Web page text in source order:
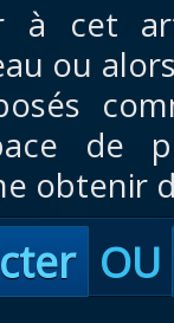
à cet
ou
de
obtenir
OU